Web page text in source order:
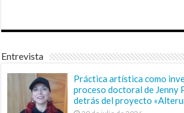
Entrevista
Práctica artística como
proceso doctoral de Jenny
detrás del proyecto